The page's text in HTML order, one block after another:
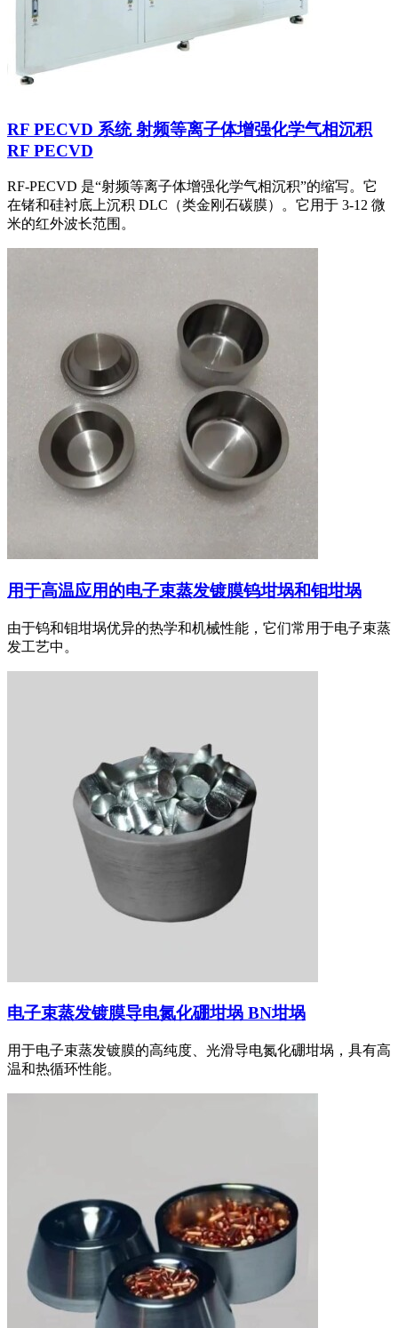
RF PECVD 系统 射频等离子体增强化学气相沉积
RF PECVD
RF-PECVD 是“射频等离子体增强化学气相沉积”的缩写。它
在锗和硅衬底上沉积 DLC（类金刚石碳膜）。它用于 3-12 微
米的红外波长范围。
用于高温应用的电子束蒸发镀膜钨坩埚和钼坩埚
由于钨和钼坩埚优异的热学和机械性能，它们常用于电子束蒸
发工艺中。
电子束蒸发镀膜导电氮化硼坩埚 BN坩埚
用于电子束蒸发镀膜的高纯度、光滑导电氮化硼坩埚，具有高
温和热循环性能。